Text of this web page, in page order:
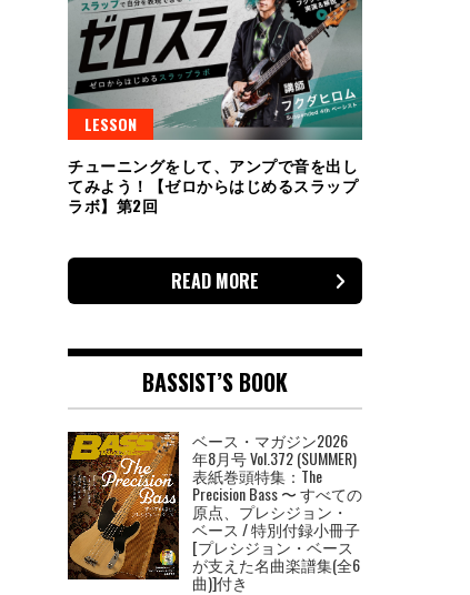
LESSON
チューニングをして、アンプで音を出し
てみよう！【ゼロからはじめるスラップ
ラボ】第2回
READ MORE
BASSIST’S BOOK
ベース・マガジン2026
年8月号 Vol.372 (SUMMER)
表紙巻頭特集：The
Precision Bass 〜 すべての
原点、プレシジョン・
ベース / 特別付録小冊子
[プレシジョン・ベース
が支えた名曲楽譜集(全6
曲)]付き